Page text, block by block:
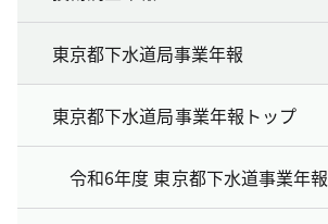
東京都下水道局事業年報
東京都下水道局事業年報トップ
令和6年度 東京都下水道事業年報